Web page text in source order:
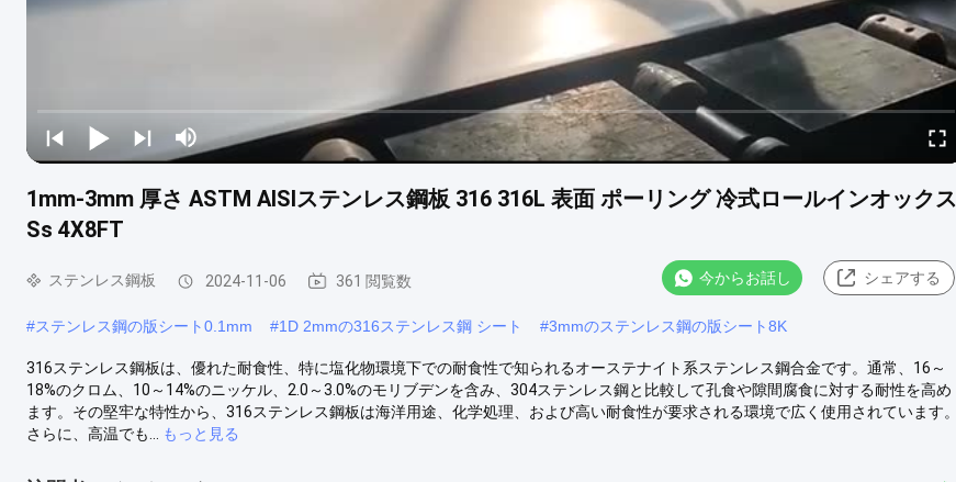
1mm-3mm 厚さ ASTM AISIステンレス鋼板 316 316L 表面 ポーリング 冷式ロールインオックス
Ss 4X8FT
ステンレス鋼板 2024-11-06 361 閲覧数 今からお話し シェアする
#ステンレス鋼の版シート0.1mm #1D 2mmの316ステンレス鋼 シート #3mmのステンレス鋼の版シート8K
316ステンレス鋼板は、優れた耐食性、特に塩化物環境下での耐食性で知られるオーステナイト系ステンレス鋼合金です。通常、16～
18%のクロム、10～14%のニッケル、2.0～3.0%のモリブデンを含み、304ステンレス鋼と比較して孔食や隙間腐食に対する耐性を高め
ます。その堅牢な特性から、316ステンレス鋼板は海洋用途、化学処理、および高い耐食性が要求される環境で広く使用されています。
さらに、高温でも...
もっと見る